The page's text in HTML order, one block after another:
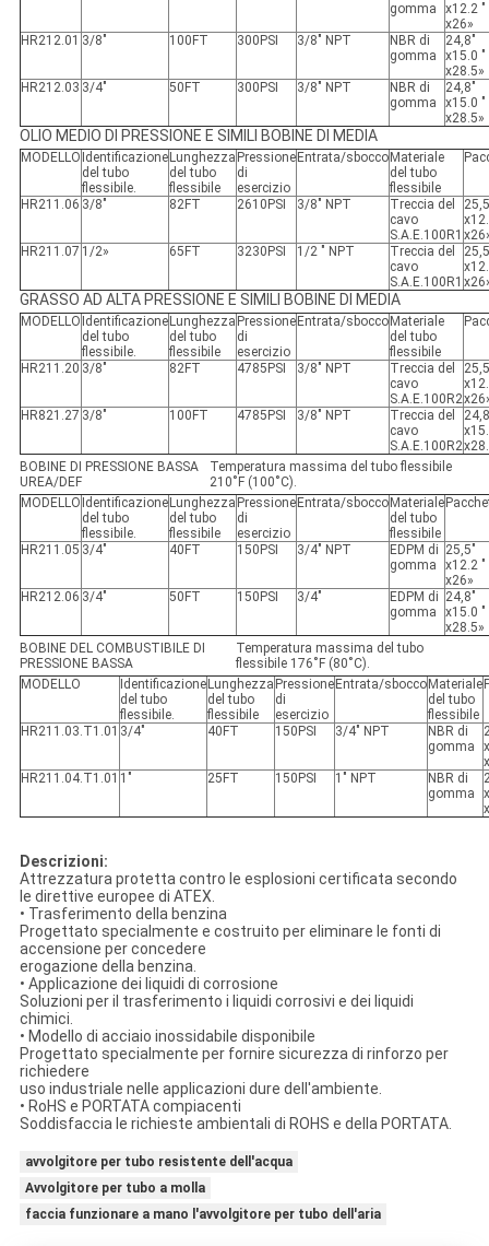
gomma
x12.2 "
x26»
HR212.01 3/8" 100FT 300PSI 3/8" NPT
NBR di
gomma
24,8"
x15.0 "
x28.5»
HR212.03 3/4" 50FT 300PSI 3/8" NPT
NBR di
gomma
24,8"
x15.0 "
x28.5»
OLIO MEDIO DI PRESSIONE E SIMILI BOBINE DI MEDIA
MODELLO Identificazione
del tubo
flessibile.
Lunghezza
del tubo
flessibile
Pressione
di
esercizio
Entrata/sbocco Materiale
del tubo
flessibile
HR211.06 3/8" 82FT 2610PSI 3/8" NPT
Treccia del
cavo
S.A.E.100R1
HR211.07 1/2» 65FT 3230PSI 1/2 " NPT
Treccia del
cavo
S.A.E.100R1
GRASSO AD ALTA PRESSIONE E SIMILI BOBINE DI MEDIA
MODELLO Identificazione
del tubo
flessibile.
Lunghezza
del tubo
flessibile
Pressione
di
esercizio
Entrata/sbocco Materiale
del tubo
flessibile
HR211.20 3/8" 82FT 4785PSI 3/8" NPT
Treccia del
cavo
S.A.E.100R2
HR821.27 3/8" 100FT 4785PSI 3/8" NPT
Treccia del
cavo
S.A.E.100R2
BOBINE DI PRESSIONE BASSA
UREA/DEF
Temperatura massima del tubo flessibile
210˚F (100˚C).
MODELLO Identificazione
del tubo
flessibile.
Lunghezza
del tubo
flessibile
Pressione
di
esercizio
Entrata/sbocco Materiale
del tubo
flessibile
HR211.05 3/4" 40FT 150PSI 3/4" NPT
EDPM di
gomma
25,5"
x12.2 "
x26»
HR212.06 3/4" 50FT 150PSI 3/4"
EDPM di
gomma
24,8"
x15.0 "
x28.5»
BOBINE DEL COMBUSTIBILE DI
PRESSIONE BASSA
Temperatura massima del tubo
flessibile 176˚F (80˚C).
MODELLO
Identificazione
del tubo
flessibile.
Lunghezza
del tubo
flessibile
Pressione
di
esercizio
Entrata/sbocco Materiale
del tubo
flessibile
HR211.03.T1.01 3/4" 40FT 150PSI 3/4" NPT
NBR di
gomma
HR211.04.T1.01 1" 25FT 150PSI 1" NPT
NBR di
gomma
Descrizioni:
Attrezzatura protetta contro le esplosioni certificata secondo
le direttive europee di ATEX.
• Trasferimento della benzina
Progettato specialmente e costruito per eliminare le fonti di
accensione per concedere
erogazione della benzina.
• Applicazione dei liquidi di corrosione
Soluzioni per il trasferimento i liquidi corrosivi e dei liquidi
chimici.
• Modello di acciaio inossidabile disponibile
Progettato specialmente per fornire sicurezza di rinforzo per
richiedere
uso industriale nelle applicazioni dure dell'ambiente.
• RoHS e PORTATA compiacenti
Soddisfaccia le richieste ambientali di ROHS e della PORTATA.
avvolgitore per tubo resistente dell'acqua
Avvolgitore per tubo a molla
faccia funzionare a mano l'avvolgitore per tubo dell'aria